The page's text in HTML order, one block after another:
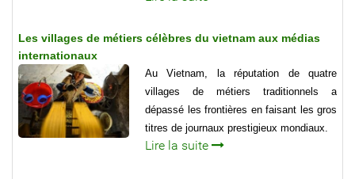
Les villages de métiers célèbres du vietnam aux médias
internationaux
Au Vietnam, la réputation de quatre
villages de métiers traditionnels a
dépassé les frontières en faisant les gros
titres de journaux prestigieux mondiaux.
Lire la suite